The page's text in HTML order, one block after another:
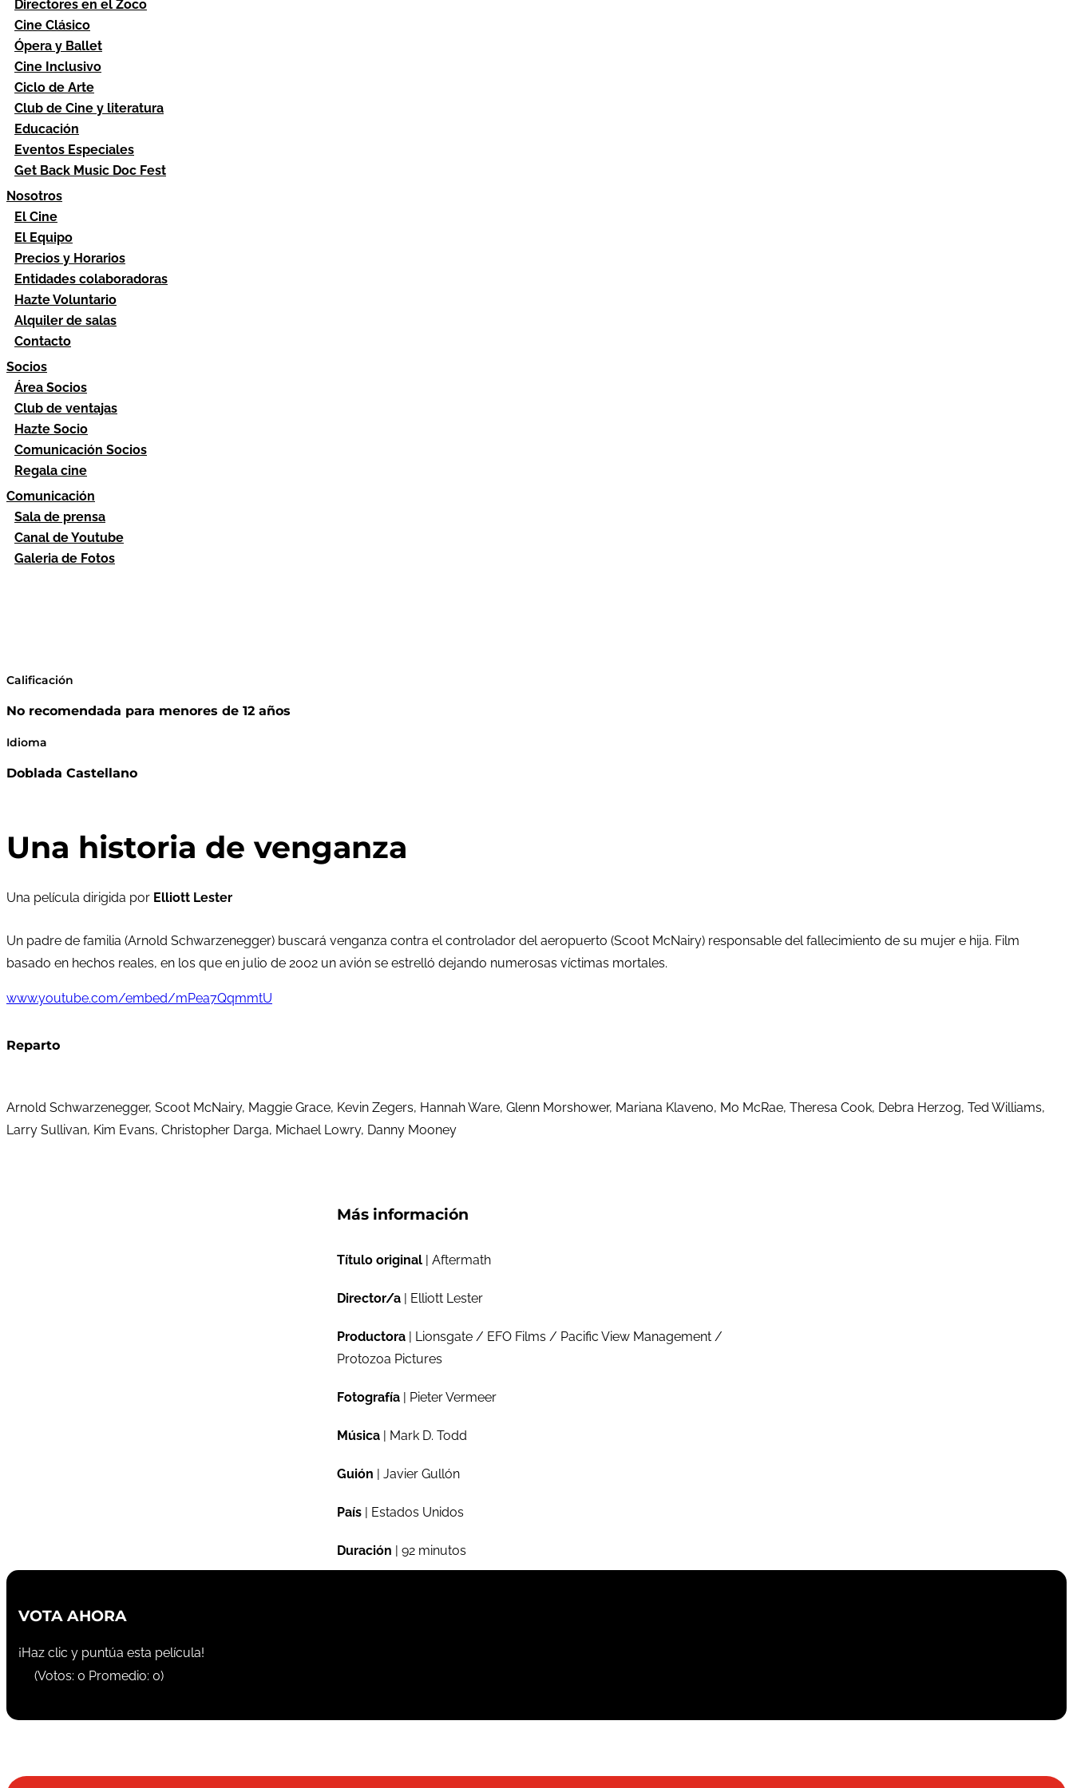
Directores en el Zoco
Cine Clásico
Ópera y Ballet
Cine Inclusivo
Ciclo de Arte
Club de Cine y literatura
Educación
Eventos Especiales
Get Back Music Doc Fest
Nosotros
El Cine
El Equipo
Precios y Horarios
Entidades colaboradoras
Hazte Voluntario
Alquiler de salas
Contacto
Socios
Área Socios
Club de ventajas
Hazte Socio
Comunicación Socios
Regala cine
Comunicación
Sala de prensa
Canal de Youtube
Galeria de Fotos
Calificación
No recomendada para menores de 12 años
Idioma
Doblada Castellano
Una historia de venganza
Una película dirigida por Elliott Lester
Un padre de familia (Arnold Schwarzenegger) buscará venganza contra el controlador del aeropuerto (Scoot McNairy) responsable del fallecimiento de su mujer e hija. Film
basado en hechos reales, en los que en julio de 2002 un avión se estrelló dejando numerosas víctimas mortales.
www.youtube.com/embed/mPea7QqmmtU
Reparto
Arnold Schwarzenegger, Scoot McNairy, Maggie Grace, Kevin Zegers, Hannah Ware, Glenn Morshower, Mariana Klaveno, Mo McRae, Theresa Cook, Debra Herzog, Ted Williams,
Larry Sullivan, Kim Evans, Christopher Darga, Michael Lowry, Danny Mooney
Más información
Título original | Aftermath
Director/a | Elliott Lester
Productora | Lionsgate / EFO Films / Pacific View Management /
Protozoa Pictures
Fotografía | Pieter Vermeer
Música | Mark D. Todd
Guión | Javier Gullón
País | Estados Unidos
Duración | 92 minutos
VOTA AHORA
¡Haz clic y puntúa esta película!
(Votos: 0 Promedio: 0)